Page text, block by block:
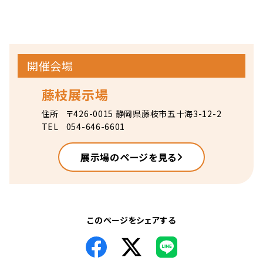
開催会場
藤枝展示場
住所
〒426-0015 静岡県藤枝市五十海3-12-2
TEL
054-646-6601
展示場のページを見る
このページをシェアする